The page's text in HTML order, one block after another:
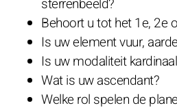
sterrenbeeld?
Behoort u tot het 1e, 2e
Is uw element vuur,
Is uw modaliteit
Wat is uw ascendant?
Welke rol spelen de